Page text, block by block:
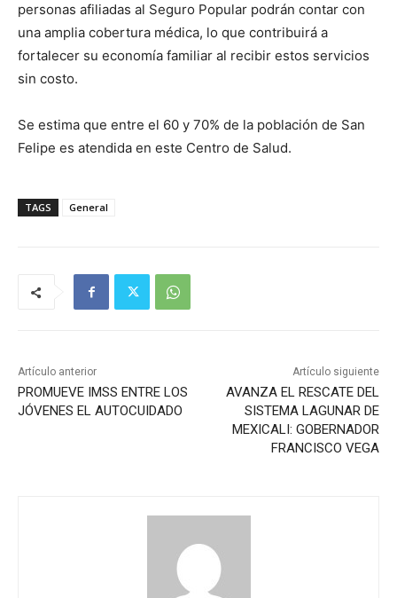
personas afiliadas al Seguro Popular podrán contar con
una amplia cobertura médica, lo que contribuirá a
fortalecer su economía familiar al recibir estos servicios
sin costo.
Se estima que entre el 60 y 70% de la población de San
Felipe es atendida en este Centro de Salud.
TAGS General
Artículo anterior
PROMUEVE IMSS ENTRE LOS
JÓVENES EL AUTOCUIDADO
Artículo siguiente
AVANZA EL RESCATE DEL
SISTEMA LAGUNAR DE
MEXICALI: GOBERNADOR
FRANCISCO VEGA